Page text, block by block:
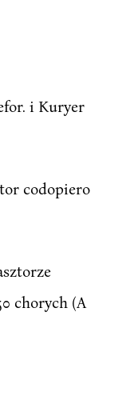
i Kuryer
codopiero
chorych (A